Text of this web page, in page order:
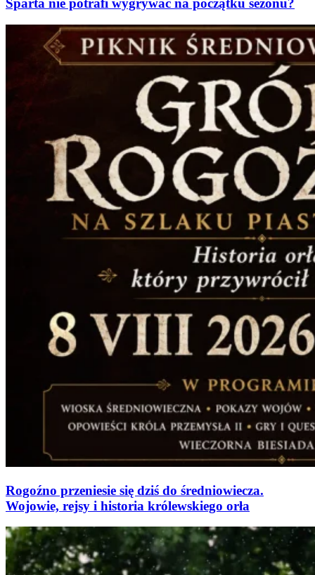
Sparta nie potrafi wygrywać na początku sezonu?
Rogoźno przeniesie się dziś do średniowiecza.
Wojowie, rejsy i historia królewskiego orła